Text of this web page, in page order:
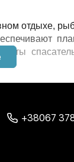
отдыхе,
с
+38067